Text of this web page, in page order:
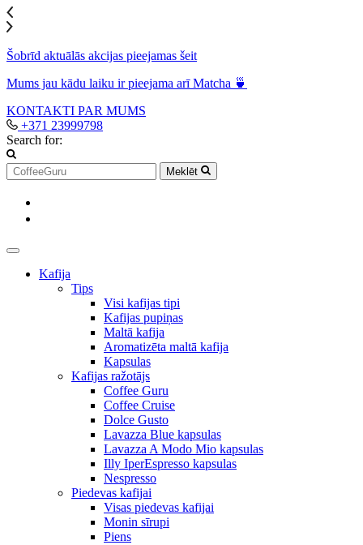
Šobrīd aktuālās akcijas pieejamas šeit
Mums jau kādu laiku ir pieejama arī Matcha 🍵
KONTAKTI PAR MUMS
+371 23999798
Search for:
Meklēt
Kafija
Tips
Visi kafijas tipi
Kafijas pupiņas
Maltā kafija
Aromatizēta maltā kafija
Kapsulas
Kafijas ražotājs
Coffee Guru
Coffee Cruise
Dolce Gusto
Lavazza Blue kapsulas
Lavazza A Modo Mio kapsulas
Illy IperEspresso kapsulas
Nespresso
Piedevas kafijai
Visas piedevas kafijai
Monin sīrupi
Piens